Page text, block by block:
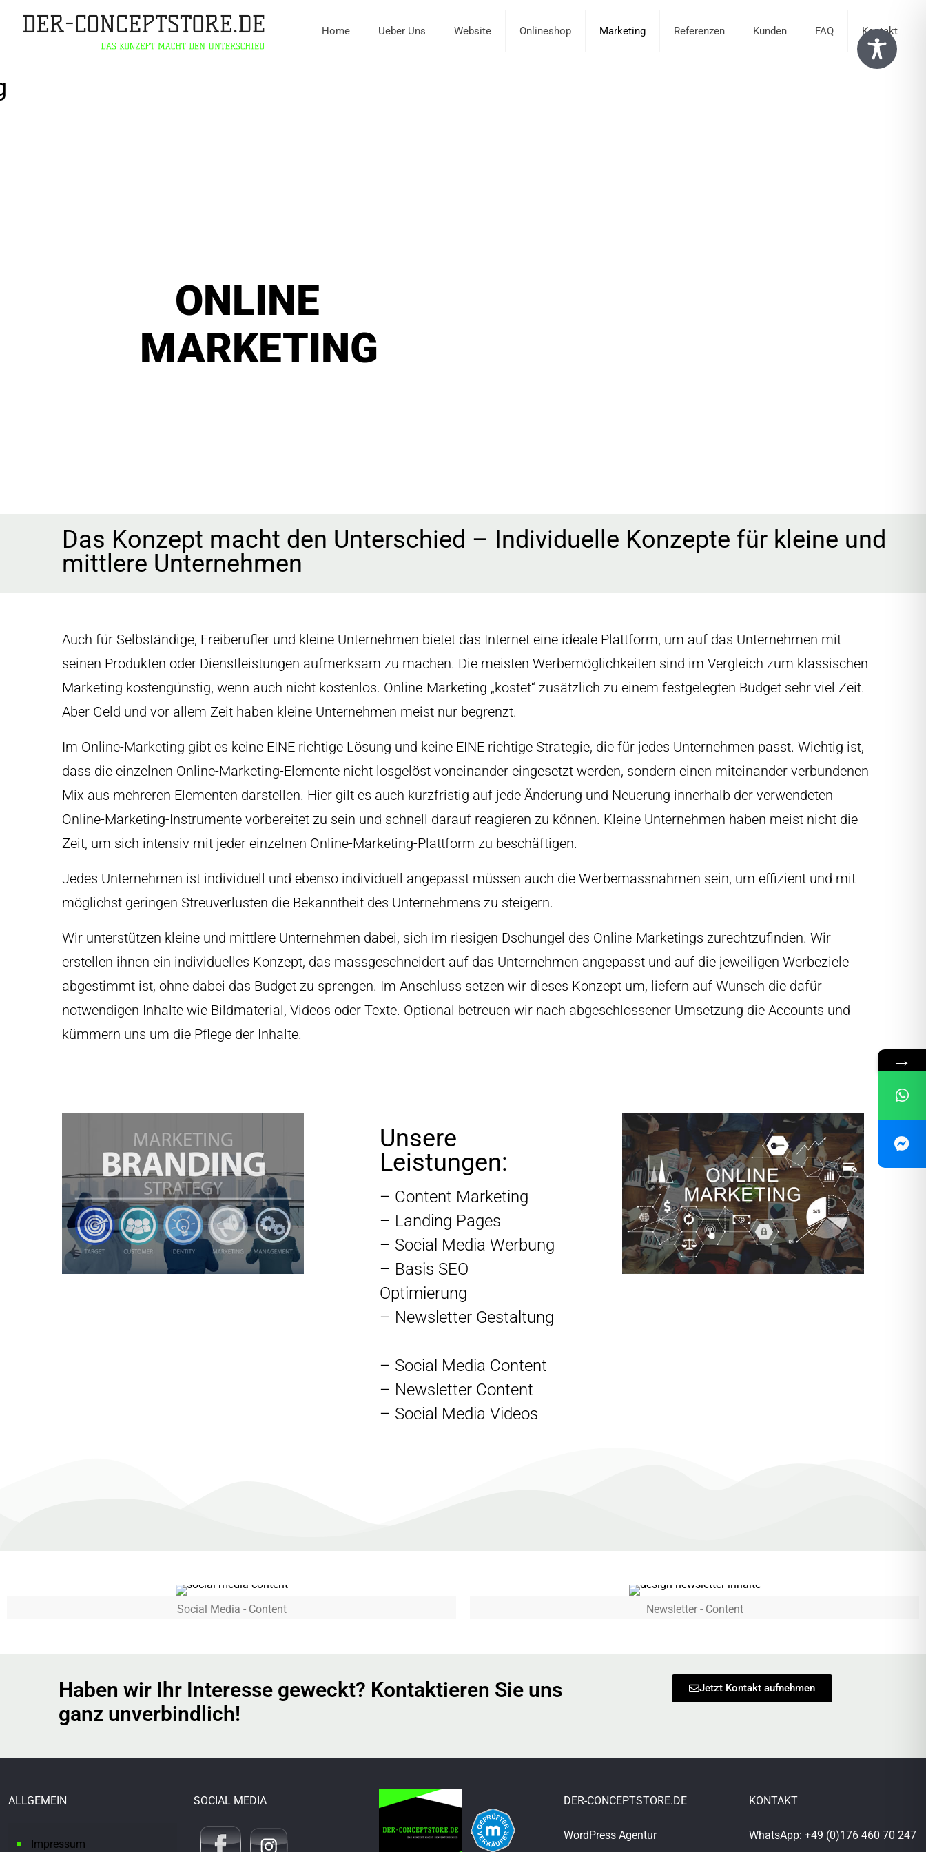
Home Ueber Uns Website Onlineshop Marketing Referenzen Kunden FAQ Kontakt
ONLINE
MARKETING
Das Konzept macht den Unterschied – Individuelle Konzepte für kleine und
mittlere Unternehmen
Auch für Selbständige, Freiberufler und kleine Unternehmen bietet das Internet eine ideale Plattform, um auf das Unternehmen mit
seinen Produkten oder Dienstleistungen aufmerksam zu machen. Die meisten Werbemöglichkeiten sind im Vergleich zum klassischen
Marketing kostengünstig, wenn auch nicht kostenlos. Online-Marketing „kostet“ zusätzlich zu einem festgelegten Budget sehr viel Zeit.
Aber Geld und vor allem Zeit haben kleine Unternehmen meist nur begrenzt.
Im Online-Marketing gibt es keine EINE richtige Lösung und keine EINE richtige Strategie, die für jedes Unternehmen passt. Wichtig ist,
dass die einzelnen Online-Marketing-Elemente nicht losgelöst voneinander eingesetzt werden, sondern einen miteinander verbundenen
Mix aus mehreren Elementen darstellen. Hier gilt es auch kurzfristig auf jede Änderung und Neuerung innerhalb der verwendeten
Online-Marketing-Instrumente vorbereitet zu sein und schnell darauf reagieren zu können. Kleine Unternehmen haben meist nicht die
Zeit, um sich intensiv mit jeder einzelnen Online-Marketing-Plattform zu beschäftigen.
Jedes Unternehmen ist individuell und ebenso individuell angepasst müssen auch die Werbemassnahmen sein, um effizient und mit
möglichst geringen Streuverlusten die Bekanntheit des Unternehmens zu steigern.
Wir unterstützen kleine und mittlere Unternehmen dabei, sich im riesigen Dschungel des Online-Marketings zurechtzufinden. Wir
erstellen ihnen ein individuelles Konzept, das massgeschneidert auf das Unternehmen angepasst und auf die jeweiligen Werbeziele
abgestimmt ist, ohne dabei das Budget zu sprengen. Im Anschluss setzen wir dieses Konzept um, liefern auf Wunsch die dafür
notwendigen Inhalte wie Bildmaterial, Videos oder Texte. Optional betreuen wir nach abgeschlossener Umsetzung die Accounts und
kümmern uns um die Pflege der Inhalte.
Unsere
Leistungen:
– Content Marketing
– Landing Pages
– Social Media Werbung
– Basis SEO
Optimierung
– Newsletter Gestaltung
– Social Media Content
– Newsletter Content
– Social Media Videos
Social Media - Content Newsletter - Content
Haben wir Ihr Interesse geweckt? Kontaktieren Sie uns
ganz unverbindlich!
Jetzt Kontakt aufnehmen
ALLGEMEIN
Impressum
SOCIAL MEDIA DER-CONCEPTSTORE.DE
WordPress Agentur
KONTAKT
WhatsApp: +49 (0)176 460 70 247
→